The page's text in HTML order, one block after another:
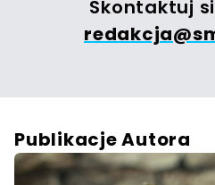
Skontaktuj
Publikacje Autora